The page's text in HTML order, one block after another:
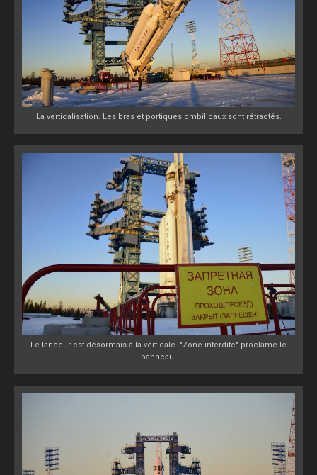
La verticalisation. Les bras et portiques ombilicaux sont rétractés.
Le lanceur est désormais à la verticale. "Zone interdite" proclame le
panneau.